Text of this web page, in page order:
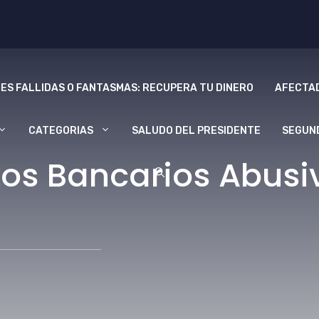
FALLIDAS O FANTASMAS: RECUPERA TU DINERO
CATEGORIAS SALUDO DEL PRESIDENTE
Bancarios